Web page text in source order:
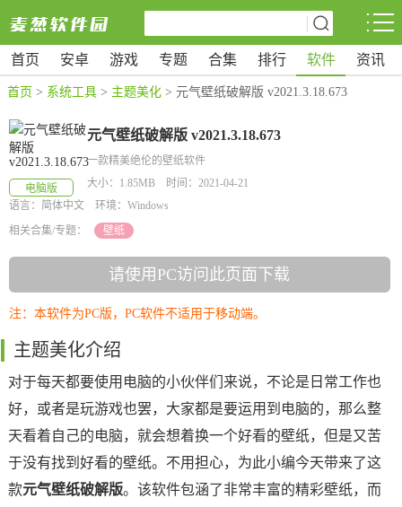
首页 安卓 游戏 专题 合集 排行 软件 资讯
首页 > 系统工具 > 主题美化 > 元气壁纸破解版 v2021.3.18.673
电脑版
元气壁纸破解版 v2021.3.18.673
一款精美绝伦的壁纸软件
大小：1.85MB 时间：2021-04-21
语言：简体中文 环境：Windows
相关合集/专题：
壁纸
请使用PC访问此页面下载
注：本软件为PC版，PC软件不适用于移动端。
主题美化介绍
对于每天都要使用电脑的小伙伴们来说，不论是日常工作也
好，或者是玩游戏也罢，大家都是要运用到电脑的，那么整
天看着自己的电脑，就会想着换一个好看的壁纸，但是又苦
于没有找到好看的壁纸。不用担心，为此小编今天带来了这
款元气壁纸破解版。该软件包涵了非常丰富的精彩壁纸，而